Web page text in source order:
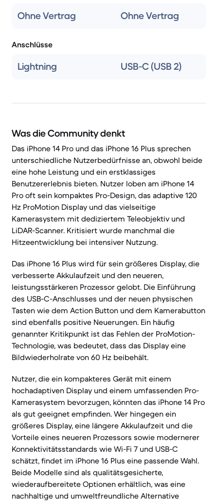
Ohne Vertrag Ohne Vertrag
Anschlüsse
Lightning USB-C (USB 2)
Was die Community denkt
Das iPhone 14 Pro und das iPhone 16 Plus sprechen
unterschiedliche Nutzerbedürfnisse an, obwohl beide
eine hohe Leistung und ein erstklassiges
Benutzererlebnis bieten. Nutzer loben am iPhone 14
Pro oft sein kompaktes Pro-Design, das adaptive 120
Hz ProMotion Display und das vielseitige
Kamerasystem mit dediziertem Teleobjektiv und
LiDAR-Scanner. Kritisiert wurde manchmal die
Hitzeentwicklung bei intensiver Nutzung.
Das iPhone 16 Plus wird für sein größeres Display, die
verbesserte Akkulaufzeit und den neueren,
leistungsstärkeren Prozessor gelobt. Die Einführung
des USB-C-Anschlusses und der neuen physischen
Tasten wie dem Action Button und dem Kamerabutton
sind ebenfalls positive Neuerungen. Ein häufig
genannter Kritikpunkt ist das Fehlen der ProMotion-
Technologie, was bedeutet, dass das Display eine
Bildwiederholrate von 60 Hz beibehält.
Nutzer, die ein kompakteres Gerät mit einem
hochadaptiven Display und einem umfassenden Pro-
Kamerasystem bevorzugen, könnten das iPhone 14 Pro
als gut geeignet empfinden. Wer hingegen ein
größeres Display, eine längere Akkulaufzeit und die
Vorteile eines neueren Prozessors sowie modernerer
Konnektivitätsstandards wie Wi-Fi 7 und USB-C
schätzt, findet im iPhone 16 Plus eine passende Wahl.
Beide Modelle sind als qualitätsgesicherte,
wiederaufbereitete Optionen erhältlich, was eine
nachhaltige und umweltfreundliche Alternative